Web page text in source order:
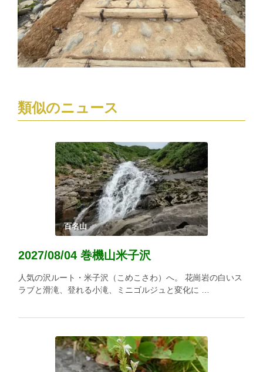
類似のニュース
百名山
2027/08/04 巻機山米子沢
人気の沢ルート・米子沢（こめこさわ）へ。 花崗岩の白いス
ラブと滑滝、登れる小滝、ミニゴルジュと変化に …